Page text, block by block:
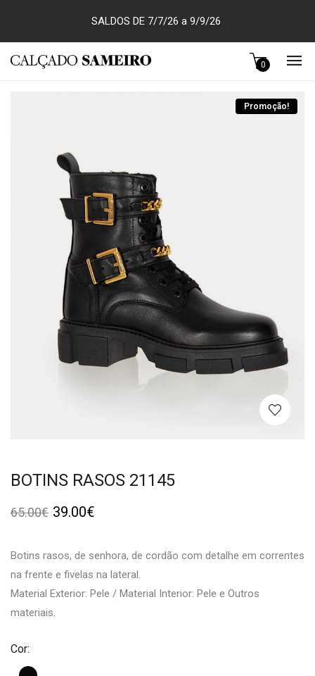
SALDOS DE 7/7/26 a 9/9/26
0
Promoção!
BOTINS RASOS 21145
65.00€ 39.00€
Botins rasos, de senhora, de cordão com detalhe em correntes
na frente e fivelas na lateral.
Material Exterior: Pele / Material Interior: Pele e Outros
materiais.
Cor: